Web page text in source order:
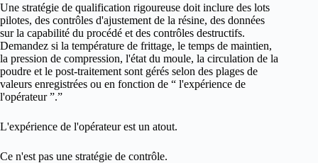
Une stratégie de qualification rigoureuse doit inclure des lots
pilotes, des contrôles d'ajustement de la résine, des données
sur la capabilité du procédé et des contrôles destructifs.
Demandez si la température de frittage, le temps de maintien,
la pression de compression, l'état du moule, la circulation de la
poudre et le post-traitement sont gérés selon des plages de
valeurs enregistrées ou en fonction de “ l'expérience de
l'opérateur ”.”
L'expérience de l'opérateur est un atout.
Ce n'est pas une stratégie de contrôle.